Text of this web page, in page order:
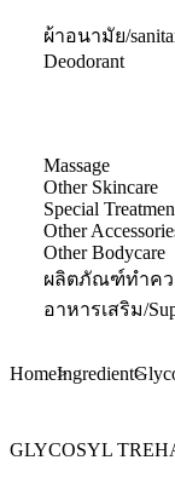
ผ้าอนามัย/
Deodorant
Massage
Other Skincare
Special
Other
Other Bodycare
ผลิตภัณฑ์ทำคว
อาหารเสริม/
HomeIngredient
GLYCOSYL